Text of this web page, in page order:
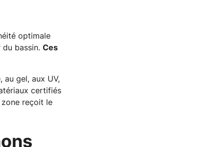
optimale
bassin. Ces
au gel, aux UV,
certifiés
zone reçoit le